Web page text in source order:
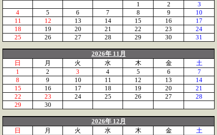
1
2
3
4
5 6 7 8 9
10
11
12 13 14 15 16
17
18
19 20 21 22 23
24
25
26 27 28 29 30 31
2026年 11月
日
月 火 水 木 金
土
1
2 3 4 5 6
7
8
9 10 11 12 13
14
15
16 17 18 19 20
21
22
23 24 25 26 27
28
29
30
2026年 12月
日
月 火 水 木 金
土